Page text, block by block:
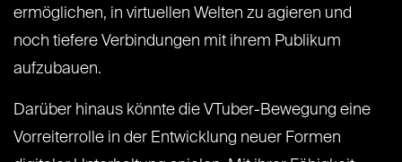
ermöglichen, in virtuellen Welten zu agieren und
noch tiefere Verbindungen mit ihrem Publikum
aufzubauen.
Darüber hinaus könnte die VTuber-Bewegung eine
Vorreiterrolle in der Entwicklung neuer Formen